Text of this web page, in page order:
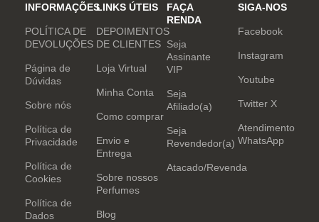
INFORMAÇÕES
POLÍTICA DE
DEVOLUÇÕES
Página de
Dúvidas
Sobre nós
Política de
Privacidade
Política de
Cookies
Política de
Dados
LINKS ÚTEIS
DEPOIMENTOS
DE CLIENTES
Loja Virtual
Minha Conta
Como comprar
Envio e
Entrega
Sobre nossos
Perfumes
Blog
FAÇA
RENDA
Seja
Assinante
VIP
Seja
Afiliado(a)
Seja
Revendedor(a)
Atacado/Revenda
SIGA-NOS
Facebook
Instagram
Youtube
Twitter X
Atendimento
WhatsApp